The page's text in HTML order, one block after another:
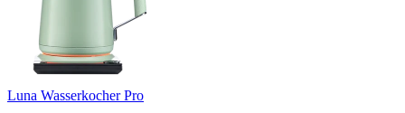
Luna Wasserkocher Pro